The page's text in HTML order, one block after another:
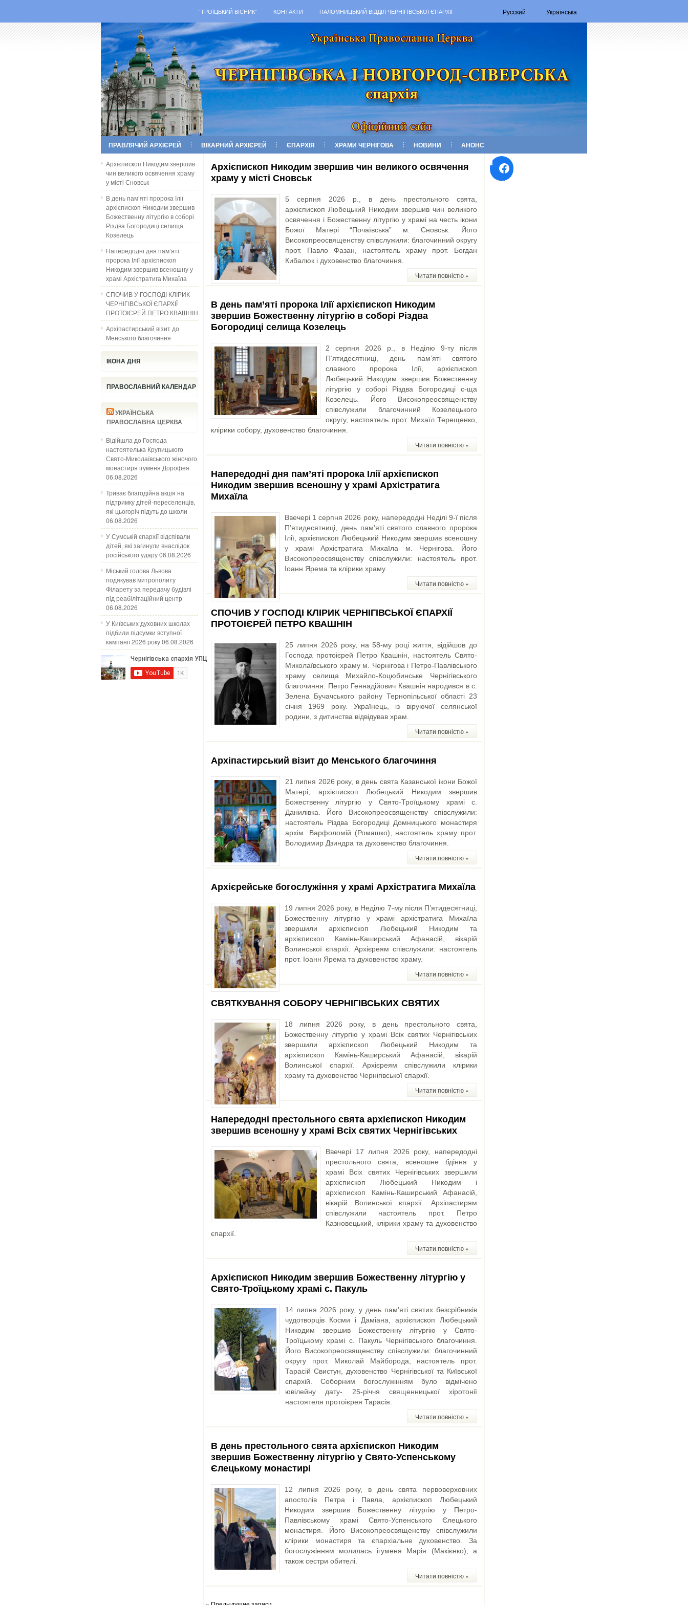
“ТРОЇЦЬКИЙ ВІСНИК” КОНТАКТИ ПАЛОМНИЦЬКИЙ ВІДДІЛ ЧЕРНІГІВСЬКОЇ ЄПАРХІЇ Русский Українська
ПРАВЛЯЧИЙ АРХІЄРЕЙ ВІКАРНИЙ АРХІЄРЕЙ ЄПАРХІЯ ХРАМИ ЧЕРНІГОВА НОВИНИ АНОНС
Архієпископ Никодим звершив
чин великого освячення храму
у місті Сновськ
В день пам’яті пророка Ілії
архієпископ Никодим звершив
Божественну літургію в соборі
Різдва Богородиці селища
Козелець
Напередодні дня пам’яті
пророка Ілії архієпископ
Никодим звершив всеношну у
храмі Архістратига Михаїла
СПОЧИВ У ГОСПОДІ КЛІРИК
ЧЕРНІГІВСЬКОЇ ЄПАРХІЇ
ПРОТОІЄРЕЙ ПЕТРО КВАШНІН
Архіпастирський візит до
Менського благочиння
ІКОНА ДНЯ
ПРАВОСЛАВНИЙ КАЛЕНДАР
УКРАЇНСЬКА
ПРАВОСЛАВНА ЦЕРКВА
Відійшла до Господа
настоятелька Крупицького
Свято-Миколаївського жіночого
монастиря ігуменя Дорофея
06.08.2026
Триває благодійна акція на
підтримку дітей-переселенців,
які цьогоріч підуть до школи
06.08.2026
У Сумській єпархії відспівали
дітей, які загинули внаслідок
російського удару06.08.2026
Міський голова Львова
подякував митрополиту
Філарету за передачу будівлі
під реабілітаційний центр
06.08.2026
У Київських духовних школах
підбили підсумки вступної
кампанії 2026 року06.08.2026
Архієпископ Никодим звершив чин великого освячення
храму у місті Сновськ
5 серпня 2026 р., в день престольного свята,
архієпископ Любецький Никодим звершив чин великого
освячення і Божественну літургію у храмі на честь ікони
Божої Матері “Почаївська” м. Сновськ. Його
Високопреосвященству співслужили: благочинний округу
прот. Павло Фазан, настоятель храму прот. Богдан
Кибалюк і духовенство благочиння.
Читати повністю »
В день пам’яті пророка Ілії архієпископ Никодим
звершив Божественну літургію в соборі Різдва
Богородиці селища Козелець
2 серпня 2026 р., в Неділю 9-ту після
П’ятидесятниці, день пам’яті святого
славного пророка Ілії, архієпископ
Любецький Никодим звершив Божественну
літургію у соборі Різдва Богородиці с-ща
Козелець. Його Високопреосвященству
співслужили благочинний Козелецького
округу, настоятель прот. Михаїл Терещенко,
клірики собору, духовенство благочиння.
Читати повністю »
Напередодні дня пам’яті пророка Ілії архієпископ
Никодим звершив всеношну у храмі Архістратига
Михаїла
Ввечері 1 серпня 2026 року, напередодні Неділі 9-ї після
П’ятидесятниці, день пам’яті святого славного пророка
Ілії, архієпископ Любецький Никодим звершив всеношну
у храмі Архістратига Михаїла м. Чернігова. Його
Високопреосвященству співслужили: настоятель прот.
Іоанн Ярема та клірики храму.
Читати повністю »
СПОЧИВ У ГОСПОДІ КЛІРИК ЧЕРНІГІВСЬКОЇ ЄПАРХІЇ
ПРОТОІЄРЕЙ ПЕТРО КВАШНІН
25 липня 2026 року, на 58-му році життя, відійшов до
Господа протоієрей Петро Квашнін, настоятель Свято-
Миколаївського храму м. Чернігова і Петро-Павлівського
храму селища Михайло-Коцюбинське Чернігівського
благочиння. Петро Геннадійович Квашнін народився в с.
Зелена Бучачського району Тернопільської області 23
січня 1969 року. Українець, із віруючої селянської
родини, з дитинства відвідував храм.
Читати повністю »
Архіпастирський візит до Менського благочиння
21 липня 2026 року, в день свята Казанської ікони Божої
Матері, архієпископ Любецький Никодим звершив
Божественну літургію у Свято-Троїцькому храмі с.
Данилівка. Його Високопреосвященству співслужили:
настоятель Різдва Богородиці Домницького монастиря
архім. Варфоломій (Ромашко), настоятель храму прот.
Володимир Дзиндра та духовенство благочиння.
Читати повністю »
Архієрейське богослужіння у храмі Архістратига Михаїла
19 липня 2026 року, в Неділю 7-му після П’ятидесятниці,
Божественну літургію у храмі архістратига Михаїла
звершили архієпископ Любецький Никодим та
архієпископ Камінь-Каширський Афанасій, вікарій
Волинської єпархії. Архієреям співслужили: настоятель
прот. Іоанн Ярема та духовенство храму.
Читати повністю »
СВЯТКУВАННЯ СОБОРУ ЧЕРНІГІВСЬКИХ СВЯТИХ
18 липня 2026 року, в день престольного свята,
Божественну літургію у храмі Всіх святих Чернігівських
звершили архієпископ Любецький Никодим та
архієпископ Камінь-Каширський Афанасій, вікарій
Волинської єпархії. Архієреям співслужили клірики
храму та духовенство Чернігівської єпархії.
Читати повністю »
Напередодні престольного свята архієпископ Никодим
звершив всеношну у храмі Всіх святих Чернігівських
Ввечері 17 липня 2026 року, напередодні
престольного свята, всеношне бдіння у
храмі Всіх святих Чернігівських звершили
архієпископ Любецький Никодим і
архієпископ Камінь-Каширський Афанасій,
вікарій Волинської єпархії. Архіпастирям
співслужили настоятель прот. Петро
Казновецький, клірики храму та духовенство
єпархії.
Читати повністю »
Архієпископ Никодим звершив Божественну літургію у
Свято-Троїцькому храмі с. Пакуль
14 липня 2026 року, у день пам’яті святих безсрібників
чудотворців Косми і Даміана, архієпископ Любецький
Никодим звершив Божественну літургію у Свято-
Троїцькому храмі с. Пакуль Чернігівського благочиння.
Його Високопреосвященству співслужили: благочинний
округу прот. Миколай Майборода, настоятель прот.
Тарасій Свистун, духовенство Чернігівської та Київської
єпархій. Соборним богослужінням було відмічено
ювілейну дату- 25-річчя священницької хіротонії
настоятеля протоієрея Тарасія.
Читати повністю »
В день престольного свята архієпископ Никодим
звершив Божественну літургію у Свято-Успенському
Єлецькому монастирі
12 липня 2026 року, в день свята первоверховних
апостолів Петра і Павла, архієпископ Любецький
Никодим звершив Божественну літургію у Петро-
Павлівському храмі Свято-Успенського Єлецького
монастиря. Його Високопреосвященству співслужили
клірики монастиря та єпархіальне духовенство. За
богослужінням молилась ігуменя Марія (Макієнко), а
також сестри обителі.
Читати повністю »
Facebook